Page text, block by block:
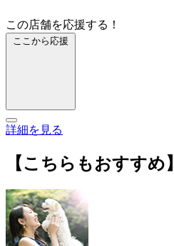
この店舗を応援する！
ここから応援
詳細を見る
【こちらもおすすめ】